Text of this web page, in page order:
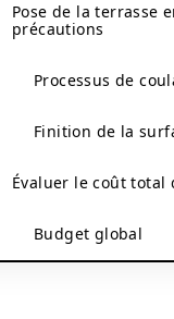
Pose de la terrasse
précautions
Processus de
Finition de la
Évaluer le coût total
Budget global